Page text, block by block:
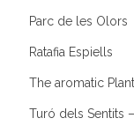
Parc de les Olors
Ratafia Espiells
The aromatic
Turó dels Sentits